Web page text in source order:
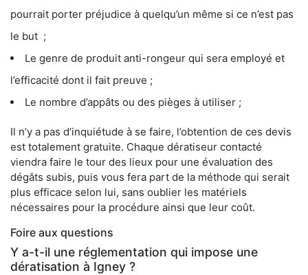
pourrait porter préjudice à quelqu’un même si ce n’est pas
le but ;
Le genre de produit anti-rongeur qui sera employé et
l’efficacité dont il fait preuve ;
Le nombre d’appâts ou des pièges à utiliser ;
Il n’y a pas d’inquiétude à se faire, l’obtention de ces devis
est totalement gratuite. Chaque dératiseur contacté
viendra faire le tour des lieux pour une évaluation des
dégâts subis, puis vous fera part de la méthode qui serait
plus efficace selon lui, sans oublier les matériels
nécessaires pour la procédure ainsi que leur coût.
Foire aux questions
Y a-t-il une réglementation qui impose une
dératisation à Igney ?